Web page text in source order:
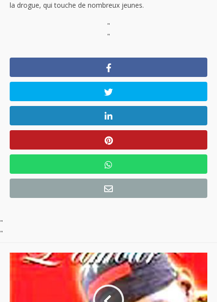
la drogue, qui touche de nombreux jeunes.
"
"
"
"